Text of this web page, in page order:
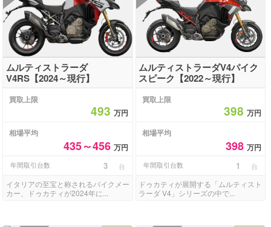
ムルティストラーダ
V4RS【2024～現行】
買取上限
493万円
相場平均
435～456万円
年間取引台数 3 台
イタリアの至宝と称されるバイクメー
カー、ドゥカティが2024年に...
ムルティストラーダV4パイク
スピーク【2022～現行】
買取上限
398 万円
相場平均
398 万円
年間取引台数 1 台
ドゥカティが展開する「ムルティスト
ラーダ V4」シリーズの中で...